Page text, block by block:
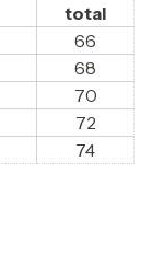
total
66
68
70
72
74